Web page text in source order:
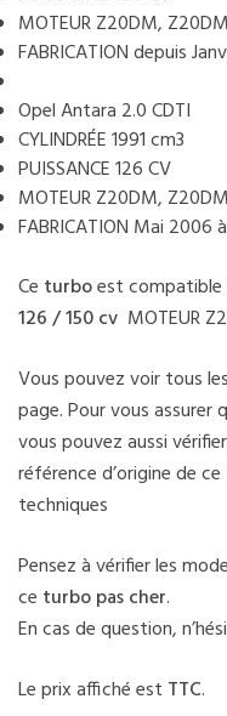
MOTEUR Z20DM,
FABRICATION depuis
Opel Antara 2.0 CDTI
CYLINDRÉE 1991 cm3
PUISSANCE 126 CV
MOTEUR Z20DM,
FABRICATION Mai 2006
Ce turboest
126 / 150 cv MOTEUR
Vous pouvez voir tous
page. Pour vous assurer
vous pouvez aussi
référence d’origine de ce
techniques
Pensez à vérifier les
ce turbo pas cher.
En cas de question,
Le prix affiché est TTC.